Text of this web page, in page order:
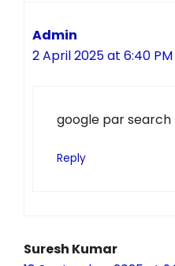
Admin
2 April 2025 at 6:40 PM
google par search
Reply
Suresh Kumar